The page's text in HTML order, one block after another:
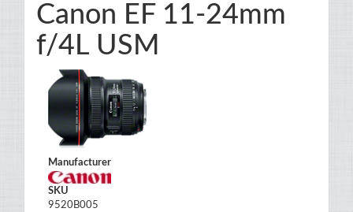
Canon EF 11-24mm
f/4L USM
Manufacturer
SKU
9520B005